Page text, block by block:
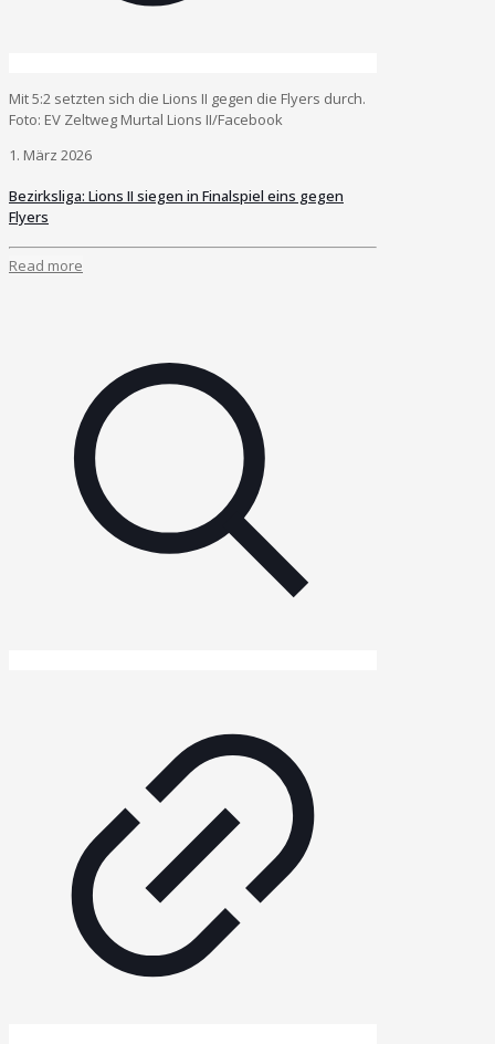
Mit 5:2 setzten sich die Lions II gegen die Flyers durch.
Foto: EV Zeltweg Murtal Lions II/Facebook
1. März 2026
Bezirksliga: Lions II siegen in Finalspiel eins gegen
Flyers
Read more